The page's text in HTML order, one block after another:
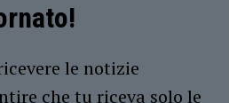
le notizie
che tu riceva solo le